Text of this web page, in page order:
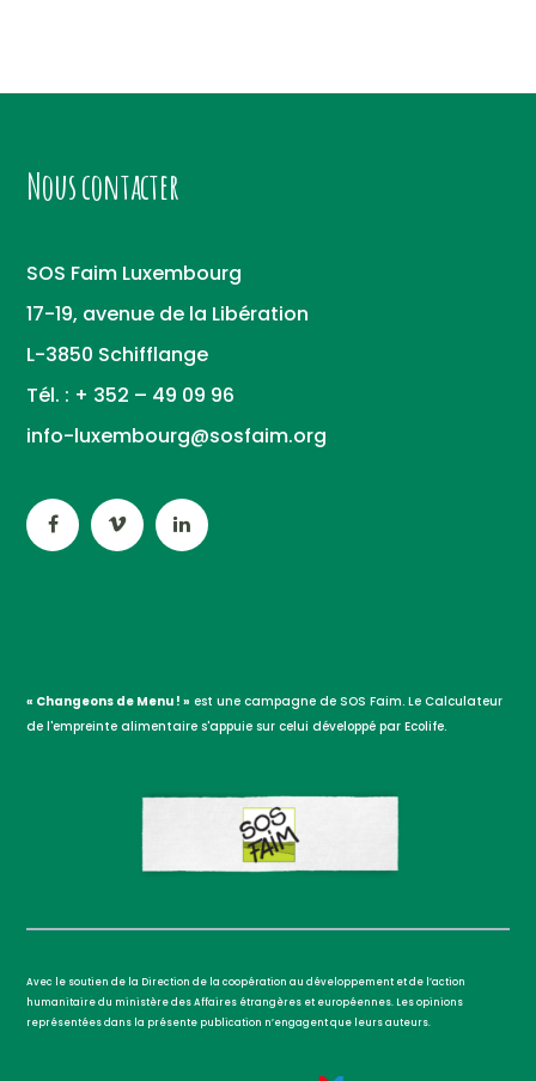
Nous contacter
SOS Faim Luxembourg
17-19, avenue de la Libération
L-3850 Schifflange
Tél. : + 352 – 49 09 96
info-luxembourg@sosfaim.org
« Changeons de Menu ! » est une campagne de SOS Faim. Le Calculateur
de l'empreinte alimentaire s'appuie sur celui développé par Ecolife.
Avec le soutien de la Direction de la coopération au développement et de l’action
humanitaire du ministère des Affaires étrangères et européennes. Les opinions
représentées dans la présente publication n’engagent que leurs auteurs.